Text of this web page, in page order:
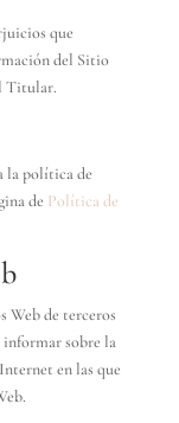
que
del Sitio
Titular.
la política de
de Política de
Web de terceros
informar sobre la
en las que